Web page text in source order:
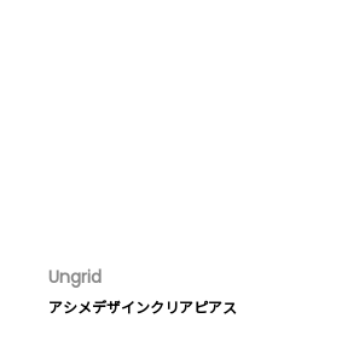
Ungrid
アシメデザインクリアピアス